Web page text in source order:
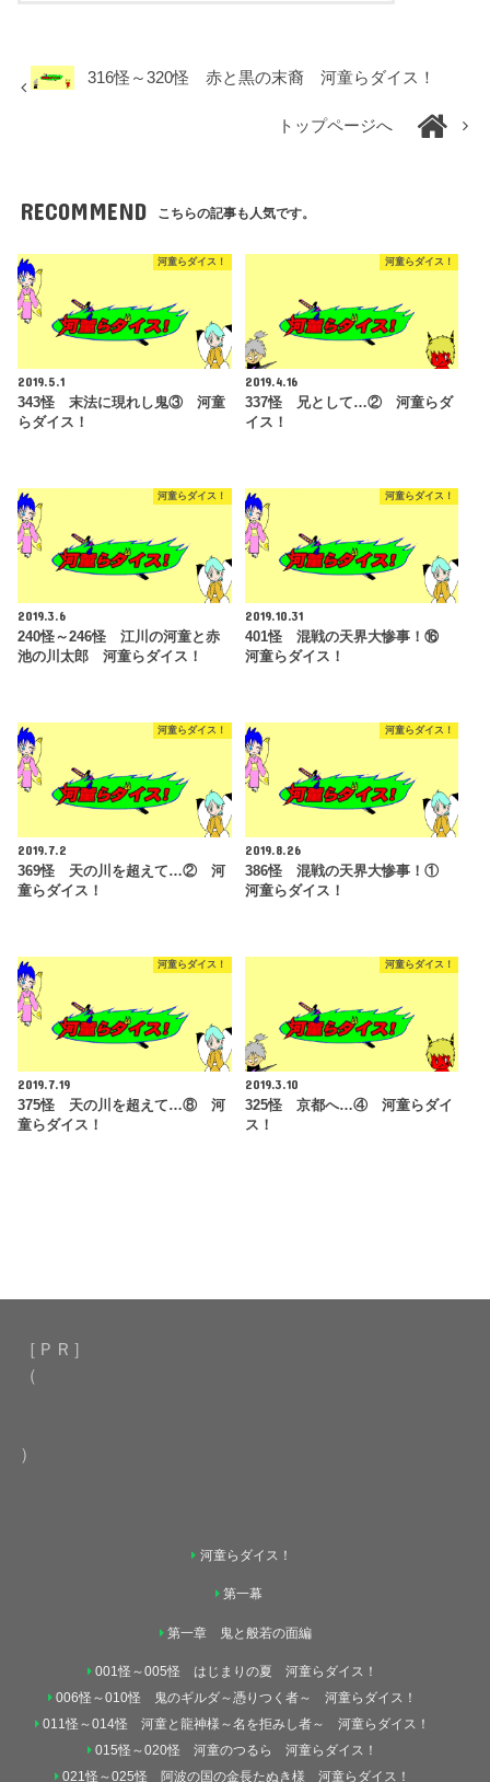
316怪～320怪 赤と黒の末裔 河童らダイス！
トップページへ
RECOMMEND こちらの記事も人気です。
河童らダイス！
2019.5.1
343怪 末法に現れし鬼③ 河童
らダイス！
河童らダイス！
2019.4.16
337怪 兄として…② 河童らダ
イス！
河童らダイス！
2019.3.6
240怪～246怪 江川の河童と赤
池の川太郎 河童らダイス！
河童らダイス！
2019.10.31
401怪 混戦の天界大惨事！⑯
河童らダイス！
河童らダイス！
2019.7.2
369怪 天の川を超えて…② 河
童らダイス！
河童らダイス！
2019.8.26
386怪 混戦の天界大惨事！①
河童らダイス！
河童らダイス！
2019.7.19
375怪 天の川を超えて…⑧ 河
童らダイス！
河童らダイス！
2019.3.10
325怪 京都へ…④ 河童らダイ
ス！
［ＰＲ］
（
）
河童らダイス！
第一幕
第一章 鬼と般若の面編
001怪～005怪 はじまりの夏 河童らダイス！
006怪～010怪 鬼のギルダ～憑りつく者～ 河童らダイス！
011怪～014怪 河童と龍神様～名を拒みし者～ 河童らダイス！
015怪～020怪 河童のつるら 河童らダイス！
021怪～025怪 阿波の国の金長たぬき様 河童らダイス！